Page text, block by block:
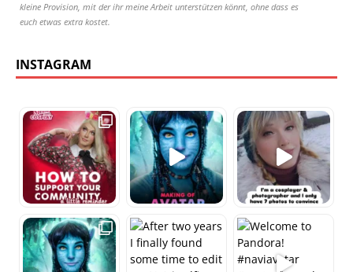
kleine Provision, mit der ihr meine Arbeit unterstützen könnt, ohne dass es
euch etwas extra kostet.
INSTAGRAM